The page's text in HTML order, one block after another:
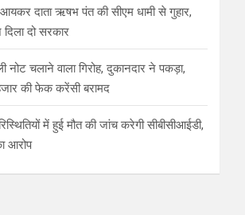
दाता ऋषभ पंत की सीएम धामी से गुहार,
दो सरकार
चलाने वाला गिरोह, दुकानदार ने पकड़ा,
की फेक करेंसी बरामद
में हुई मौत की जांच करेगी सीबीसीआईडी,
आरोप